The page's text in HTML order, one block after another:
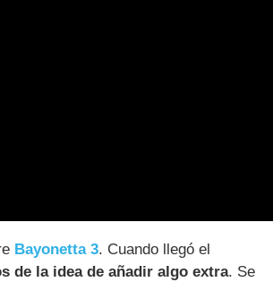
Bayonetta 3. Cuando llegó el
de la idea de añadir algo extra. Se